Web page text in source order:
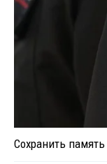
Сохранить